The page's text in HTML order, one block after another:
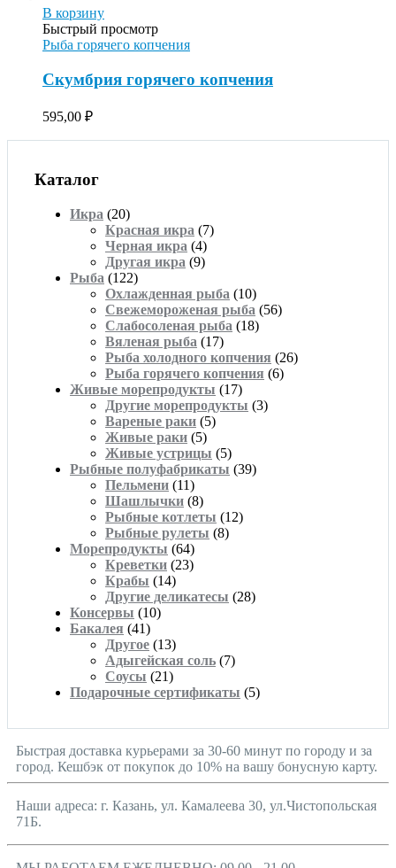
В корзину
Быстрый просмотр
Рыба горячего копчения
Скумбрия горячего копчения
595,00 ₽
Каталог
Икра (20)
Красная икра (7)
Черная икра (4)
Другая икра (9)
Рыба (122)
Охлажденная рыба (10)
Свежемороженая рыба (56)
Слабосоленая рыба (18)
Вяленая рыба (17)
Рыба холодного копчения (26)
Рыба горячего копчения (6)
Живые морепродукты (17)
Другие морепродукты (3)
Вареные раки (5)
Живые раки (5)
Живые устрицы (5)
Рыбные полуфабрикаты (39)
Пельмени (11)
Шашлычки (8)
Рыбные котлеты (12)
Рыбные рулеты (8)
Морепродукты (64)
Креветки (23)
Крабы (14)
Другие деликатесы (28)
Консервы (10)
Бакалея (41)
Другое (13)
Адыгейская соль (7)
Соусы (21)
Подарочные сертификаты (5)
Быстрая доставка курьерами за 30-60 минут по городу и за
город. Кешбэк от покупок до 10% на вашу бонусную карту.
Наши адреса: г. Казань, ул. Камалеева 30, ул.Чистопольская
71Б.